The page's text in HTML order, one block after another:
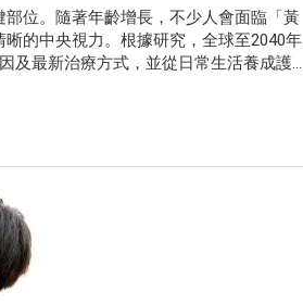
位。隨著年齡增長，不少人會面臨「黃
的中央視力。根據研究，全球至2040年
及最新治療方式，並從日常生活養成護眼